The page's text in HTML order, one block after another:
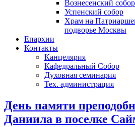
Вознесенский собор
Успенский собор
Храм на
подворье Москвы
Епархии
Контакты
Канцелярия
Кафедральный Собор
Духовная семинария
Тех. администрация
День памяти
Даниила в поселке